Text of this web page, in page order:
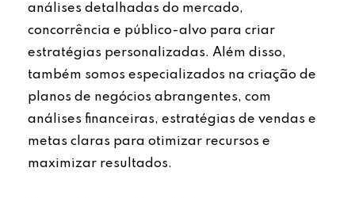
análises detalhadas do mercado,
concorrência e público-alvo para criar
estratégias personalizadas. Além disso,
também somos especializados na criação de
planos de negócios abrangentes, com
análises financeiras, estratégias de vendas e
metas claras para otimizar recursos e
maximizar resultados.